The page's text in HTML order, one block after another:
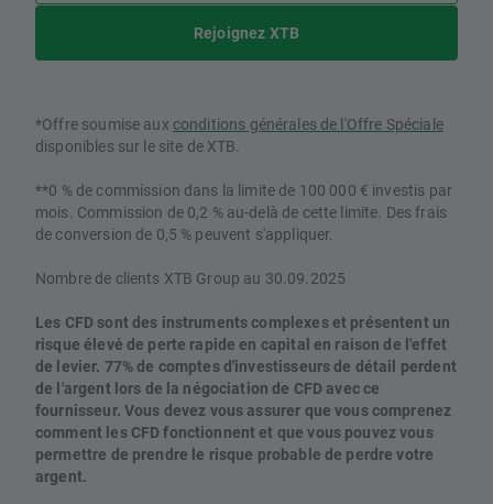
Rejoignez XTB
*Offre soumise aux conditions générales de l'Offre Spéciale
disponibles sur le site de XTB.
**0 % de commission dans la limite de 100 000 € investis par
mois. Commission de 0,2 % au-delà de cette limite. Des frais
de conversion de 0,5 % peuvent s'appliquer.
Nombre de clients XTB Group au 30.09.2025
Les CFD sont des instruments complexes et présentent un
risque élevé de perte rapide en capital en raison de l'effet
de levier. 77% de comptes d'investisseurs de détail perdent
de l'argent lors de la négociation de CFD avec ce
fournisseur. Vous devez vous assurer que vous comprenez
comment les CFD fonctionnent et que vous pouvez vous
permettre de prendre le risque probable de perdre votre
argent.